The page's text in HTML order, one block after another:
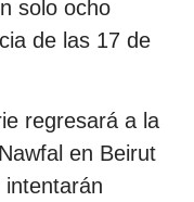
solo ocho
de las 17 de
regresará a la
en Beirut
intentarán